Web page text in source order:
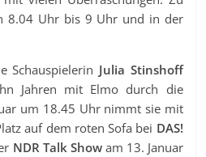
8.04 Uhr bis 9 Uhr und in der
Schauspielerin Julia Stinshoff
Jahren mit Elmo durch die
um 18.45 Uhr nimmt sie mit
auf dem roten Sofa bei DAS!
NDR Talk Showam 13. Januar